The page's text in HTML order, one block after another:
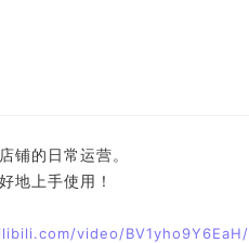
铺的日常运营。
地上手使用！
video/BV1yho9Y6EaH/